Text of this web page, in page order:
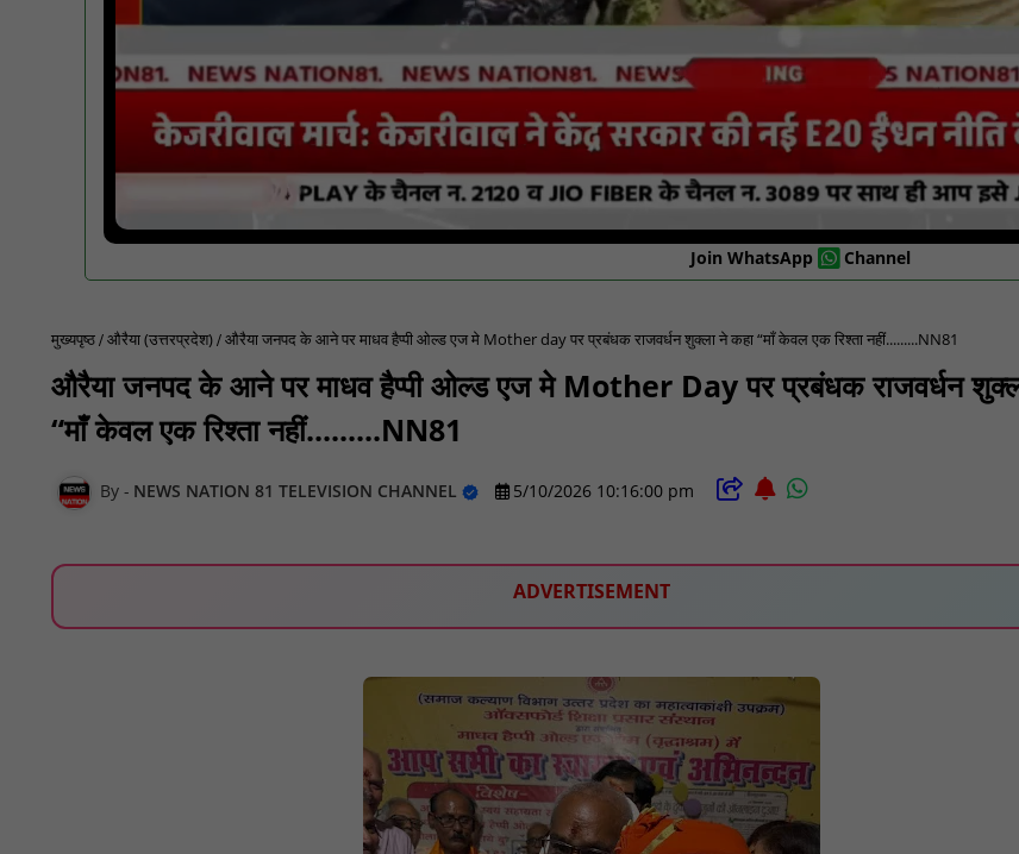
Join WhatsApp Channel
मुख्यपृष्ठ औरैया (उत्तरप्रदेश) औरैया जनपद के आने पर माधव हैप्पी ओल्ड एज मे Mother day पर प्रबंधक राजवर्धन शुक्ला ने कहा “माँ केवल एक रिश्ता नहीं.........NN81
औरैया जनपद के आने पर माधव हैप्पी ओल्ड एज मे Mother Day पर प्रबंधक राजवर्धन
“माँ केवल एक रिश्ता नहीं.........NN81
NEWS NATION 81 TELEVISION CHANNEL 5/10/2026 10:16:00 pm
ADVERTISEMENT